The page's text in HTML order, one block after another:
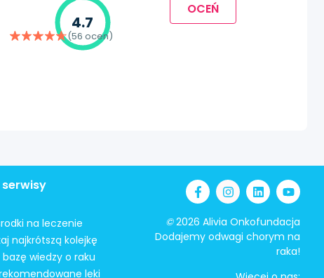
4.7
(56 ocen)
OCEŃ
serwisy
na leczenie
najkrótszą kolejkę
wiedzy o raku
leki
©2026 Alivia Onkofundacja
Dodajemy odwagi chorym na
raka!